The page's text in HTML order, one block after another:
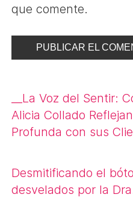
que comente.
Navegación
de
entradas
La Voz del Sentir:
Alicia Collado
Profunda con sus
Desmitificando el
desvelados por la